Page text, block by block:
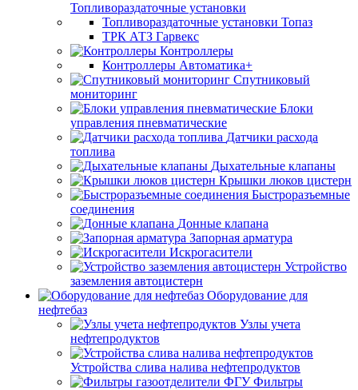
Топливораздаточные установки
Топливораздаточные установки Топаз
ТРК АТЗ Гарвекс
Контроллеры
Контроллеры Автоматика+
Спутниковый
мониторинг
Блоки
управления пневматические
Датчики расхода
топлива
Дыхательные клапаны
Крышки люков цистерн
Быстроразъемные
соединения
Донные клапана
Запорная арматура
Искрогасители
Устройство
заземления автоцистерн
Оборудование для
нефтебаз
Узлы учета
нефтепродуктов
Устройства слива налива нефтепродуктов
Фильтры